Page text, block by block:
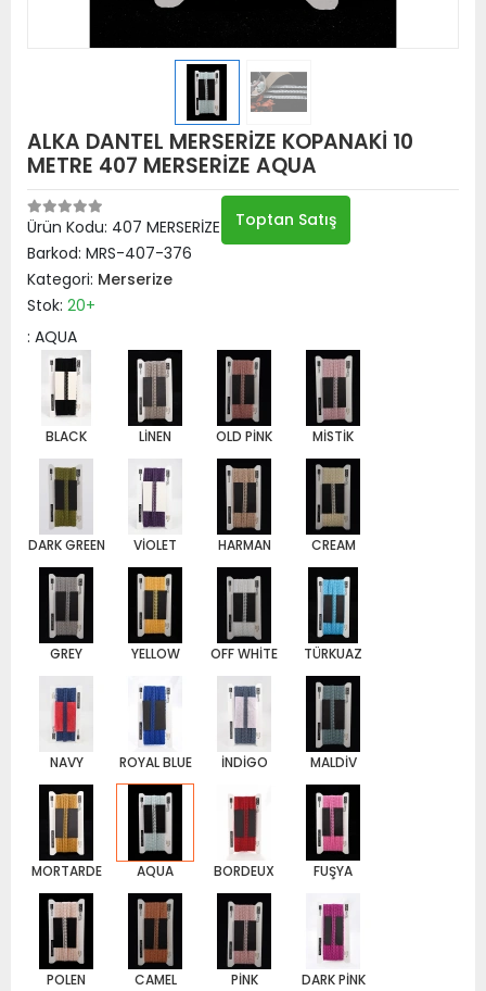
ALKA DANTEL MERSERİZE KOPANAKİ 10
METRE 407 MERSERİZE AQUA
Ürün Kodu: 407 MERSERİZE AQUA
Barkod: MRS-407-376
Kategori: Merserize
Stok: 20+
: AQUA
BLACK LİNEN OLD PİNK MİSTİK
DARK GREEN VİOLET HARMAN CREAM
GREY YELLOW OFF WHİTE TÜRKUAZ
NAVY ROYAL BLUE İNDİGO MALDİV
MORTARDE AQUA BORDEUX FUŞYA
POLEN CAMEL PİNK DARK PİNK
Toptan Satış